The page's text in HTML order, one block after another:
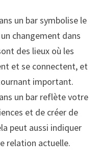
un bar symbolise le
changement dans
des lieux où les
et se connectent, et
important.
un bar reflète votre
et de créer de
peut aussi indiquer
relation actuelle.